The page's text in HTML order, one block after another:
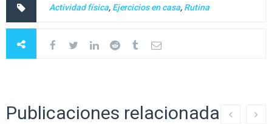
Actividad física, Ejercicios en casa, Rutina
Publicaciones relacionadas